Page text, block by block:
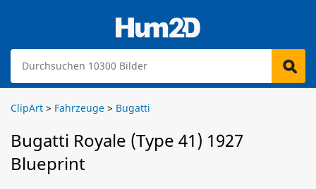
ClipArt > Fahrzeuge > Bugatti
Bugatti Royale (Type 41) 1927
Blueprint